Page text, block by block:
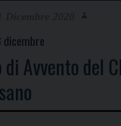
dicembre
Avvento del